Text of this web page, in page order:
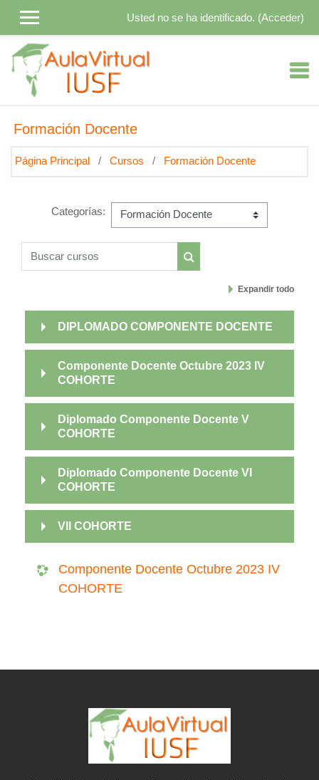
Usted no se ha identificado. (Acceder)
Formación Docente
Página Principal Cursos Formación Docente
Categorías:
Buscar cursos
Buscar cursos
Expandir todo
DIPLOMADO COMPONENTE DOCENTE
Componente Docente Octubre 2023 IV
COHORTE
Diplomado Componente Docente V
COHORTE
Diplomado Componente Docente VI
COHORTE
VII COHORTE
Componente Docente Octubre 2023 IV
COHORTE